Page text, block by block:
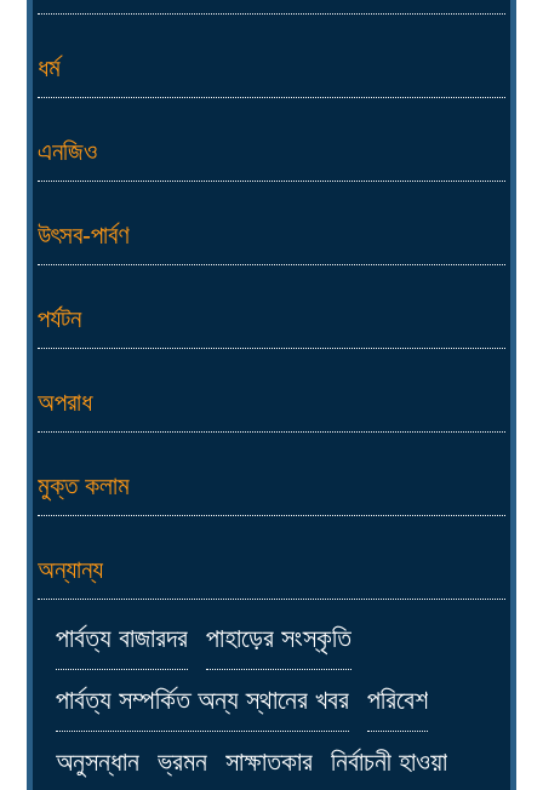
ধর্ম
এনজিও
উৎসব-পার্বণ
পর্যটন
অপরাধ
মুক্ত কলাম
অন্যান্য
পার্বত্য বাজারদর পাহাড়ের সংস্কৃতি
পার্বত্য সম্পর্কিত অন্য স্থানের খবর পরিবেশ
অনুসন্ধান ভ্রমন সাক্ষাতকার নির্বাচনী হাওয়া